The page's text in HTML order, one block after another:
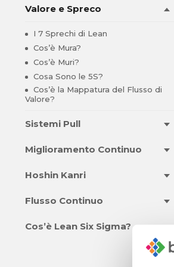
Valore e Spreco
I 7 Sprechi di Lean
Cos’è Mura?
Cos’è Muri?
Cosa Sono le 5S?
Cos’è la Mappatura del Flusso di
Valore?
Sistemi Pull
Miglioramento Continuo
Hoshin Kanri
Flusso Continuo
Cos’è Lean Six Sigma?